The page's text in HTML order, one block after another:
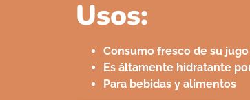
Usos:
Consumo fresco de su
Es áltamente hidratante
Para bebidas y alimentos